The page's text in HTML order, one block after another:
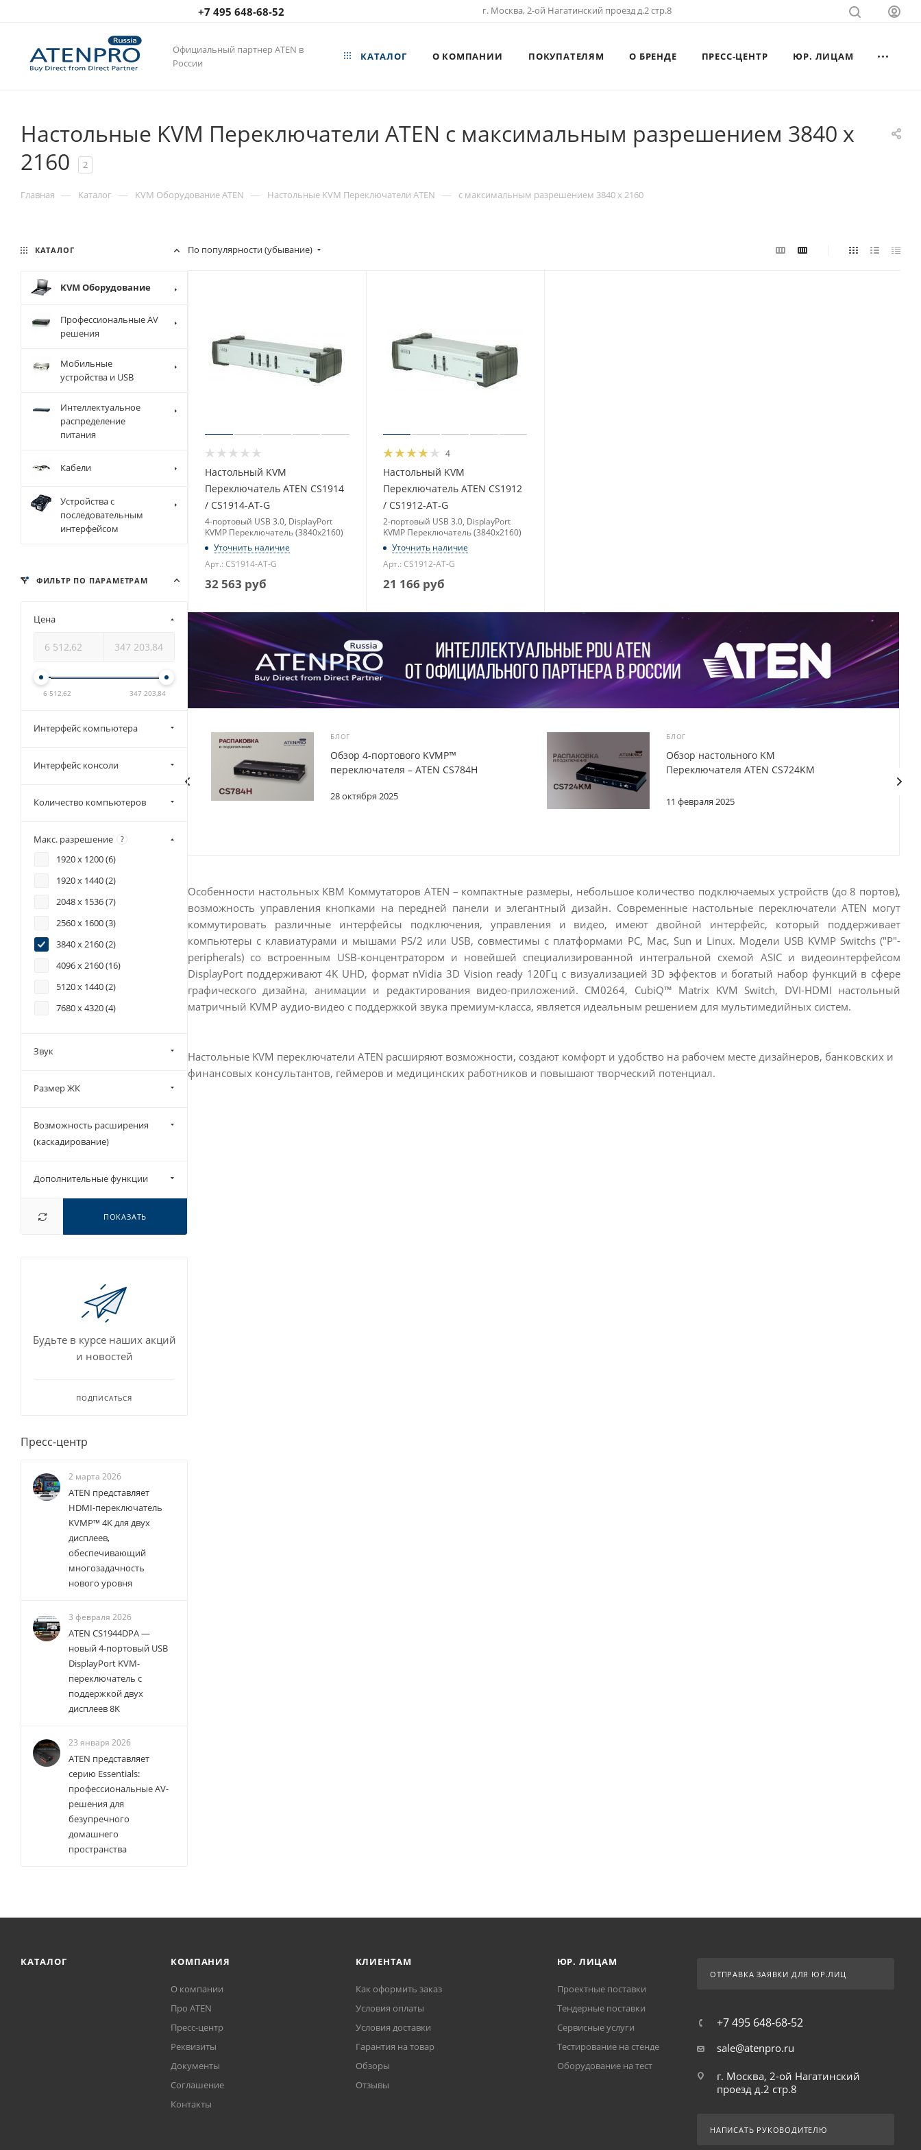
+7 495 648-68-52 г. Москва, 2-ой Нагатинский проезд д.2 стр.8
Официальный партнер ATEN в
России
КАТАЛОГ О КОМПАНИИ ПОКУПАТЕЛЯМ О БРЕНДЕ ПРЕСС-ЦЕНТР ЮР. ЛИЦАМ
Настольные KVM Переключатели ATEN с максимальным разрешением 3840 x
2160
2
Главная — Каталог — KVM Оборудование ATEN — Настольные KVM Переключатели ATEN — с максимальным разрешением 3840 x 2160
По популярности (убывание)
Настольный KVM
Переключатель ATEN CS1914
/ CS1914-AT-G
4-портовый USB 3.0, DisplayPort
KVMP Переключатель (3840x2160)
Уточнить наличие
Арт.: CS1914-AT-G
32 563 руб
4
Настольный KVM
Переключатель ATEN CS1912
/ CS1912-AT-G
2-портовый USB 3.0, DisplayPort
KVMP Переключатель (3840x2160)
Уточнить наличие
Арт.: CS1912-AT-G
21 166 руб
БЛОГ
28 октября 2025
Обзор 4-портового KVMP™
переключателя – ATEN CS784H
БЛОГ
11 февраля 2025
Обзор настольного KM
Переключателя ATEN CS724KM
Особенности настольных КВМ Коммутаторов ATEN – компактные размеры, небольшое количество подключаемых устройств (до 8 портов),
возможность управления кнопками на передней панели и элегантный дизайн. Современные настольные переключатели ATEN могут
коммутировать различные интерфейсы подключения, управления и видео, имеют двойной интерфейс, который поддерживает
компьютеры с клавиатурами и мышами PS/2 или USB, совместимы с платформами PC, Mac, Sun и Linux. Модели USB KVMP Switchs ("P"-
peripherals) со встроенным USB-концентратором и новейшей специализированной интегральной схемой ASIC и видеоинтерфейсом
DisplayPort поддерживают 4K UHD, формат nVidia 3D Vision ready 120Гц с визуализацией 3D эффектов и богатый набор функций в сфере
графического дизайна, анимации и редактирования видео-приложений. CM0264, CubiQ™ Matrix KVM Switch, DVI-HDMI настольный
матричный KVMP аудио-видео с поддержкой звука премиум-класса, является идеальным решением для мультимедийных систем.
Настольные KVM переключатели ATEN расширяют возможности, создают комфорт и удобство на рабочем месте дизайнеров, банковских и
финансовых консультантов, геймеров и медицинских работников и повышают творческий потенциал.
КАТАЛОГ
KVM Оборудование
Профессиональные AV
решения
Мобильные
устройства и USB
Интеллектуальное
распределение
питания
Кабели
Устройства с
последовательным
интерфейсом
ФИЛЬТР ПО ПАРАМЕТРАМ
Цена
6 512,62 347 203,84
Интерфейс компьютера
Интерфейс консоли
Количество компьютеров
Макс. разрешение ?
1920 x 1200 (6)
1920 x 1440 (2)
2048 x 1536 (7)
2560 x 1600 (3)
3840 x 2160 (2)
4096 x 2160 (16)
5120 x 1440 (2)
7680 x 4320 (4)
Звук
Размер ЖК
Возможность расширения
(каскадирование)
Дополнительные функции
ПОКАЗАТЬ
Будьте в курсе наших акций
и новостей
ПОДПИСАТЬСЯ
Пресс-центр
2 марта 2026
ATEN представляет
HDMI-переключатель
KVMP™ 4K для двух
дисплеев,
обеспечивающий
многозадачность
нового уровня
3 февраля 2026
ATEN CS1944DPA —
новый 4-портовый USB
DisplayPort KVM-
переключатель с
поддержкой двух
дисплеев 8K
23 января 2026
ATEN представляет
серию Essentials:
профессиональные AV-
решения для
безупречного
домашнего
пространства
КАТАЛОГ КОМПАНИЯ
О компании
Про ATEN
Пресс-центр
Реквизиты
Документы
Соглашение
Контакты
КЛИЕНТАМ
Как оформить заказ
Условия оплаты
Условия доставки
Гарантия на товар
Обзоры
Отзывы
ЮР. ЛИЦАМ
Проектные поставки
Тендерные поставки
Сервисные услуги
Тестирование на стенде
Оборудование на тест
ОТПРАВКА ЗАЯВКИ ДЛЯ ЮР.ЛИЦ
+7 495 648-68-52
sale@atenpro.ru
г. Москва, 2-ой Нагатинский
проезд д.2 стр.8
НАПИСАТЬ РУКОВОДИТЕЛЮ